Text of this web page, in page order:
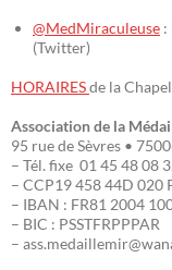
@MedMiraculeuse :
(Twitter)
HORAIRESde la
Association de la
95 rue de Sèvres •
– Tél. fixe 01 45 48 08
– CCP19 458 44D 020
– IBAN : FR81 2004
– BIC : PSSTFRPPPAR
–